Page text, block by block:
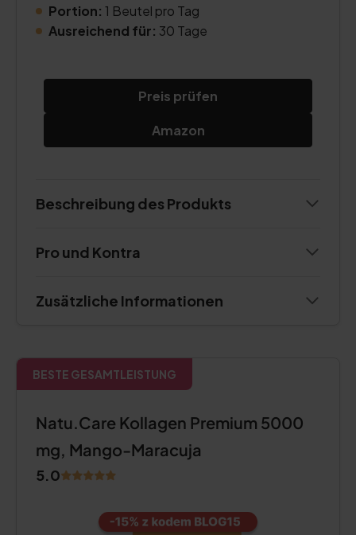
Portion: 1 Beutel pro Tag
Ausreichend für: 30 Tage
Preis prüfen
Amazon
Beschreibung des Produkts
Pro und Kontra
Zusätzliche Informationen
BESTE GESAMTLEISTUNG
Natu.Care Kollagen Premium 5000
mg, Mango-Maracuja
5.0